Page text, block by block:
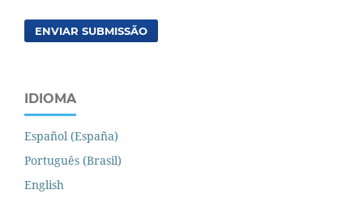
ENVIAR SUBMISSÃO
IDIOMA
Español (España)
Português (Brasil)
English